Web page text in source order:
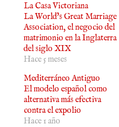
La Casa Victoriana
La World’s Great Marriage
Association, el negocio del
matrimonio en la Inglaterra
del siglo XIX
Hace 5 meses
Mediterráneo Antiguo
El modelo español como
alternativa más efectiva
contra el expolio
Hace 1 año